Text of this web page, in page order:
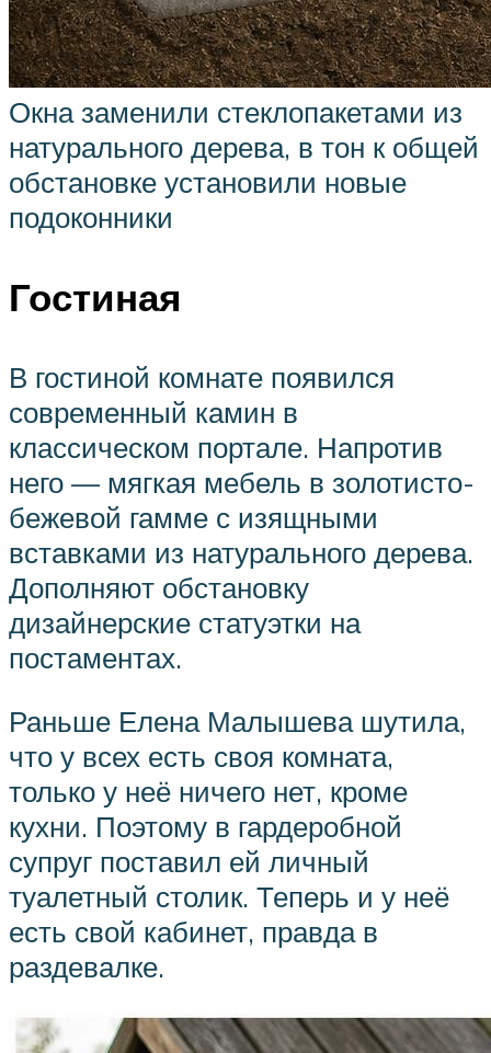
Окна заменили стеклопакетами из
натурального дерева, в тон к общей
обстановке установили новые
подоконники
Гостиная
В гостиной комнате появился
современный камин в
классическом портале. Напротив
него — мягкая мебель в золотисто-
бежевой гамме с изящными
вставками из натурального дерева.
Дополняют обстановку
дизайнерские статуэтки на
постаментах.
Раньше Елена Малышева шутила,
что у всех есть своя комната,
только у неё ничего нет, кроме
кухни. Поэтому в гардеробной
супруг поставил ей личный
туалетный столик. Теперь и у неё
есть свой кабинет, правда в
раздевалке.